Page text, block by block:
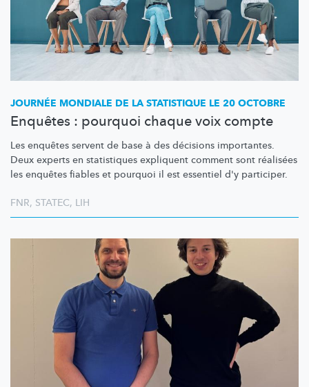
JOURNÉE MONDIALE DE LA STATISTIQUE LE 20 OCTOBRE
Enquêtes : pourquoi chaque voix compte
Les enquêtes servent de base à des décisions importantes.
Deux experts en statistiques expliquent comment sont réalisées
les enquêtes fiables et pourquoi il est essentiel d'y participer.
FNR, STATEC, LIH